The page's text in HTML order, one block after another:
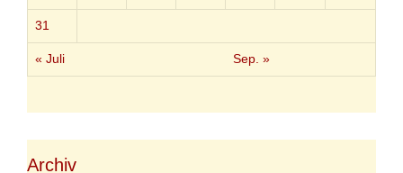
« Juli Sep. »
31
Archiv